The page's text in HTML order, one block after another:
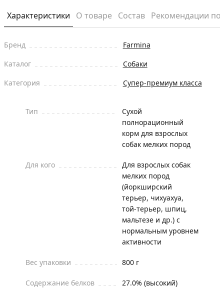
Характеристики О товаре Состав Рекомендации
Бренд
Farmina
Каталог
Собаки
Категория
Супер-премиум класса
Тип
Сухой
полнорационный
корм для взрослых
собак мелких пород
Для кого
Для взрослых собак
мелких пород
(йоркширский
терьер, чихуахуа,
той-терьер, шпиц,
мальтезе и др.) с
нормальным уровнем
активности
Вес упаковки 800 г
Содержание белков 27.0% (высокий)